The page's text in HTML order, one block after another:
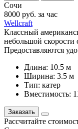
Сочи
8000 руб. за час
Wellcraft
Классный
небольшой
Предоставляются
Длина: 10.5 м
Ширина: 3.5 м
Тип: катер
Вместимость:
Заказать
Рассчитайте